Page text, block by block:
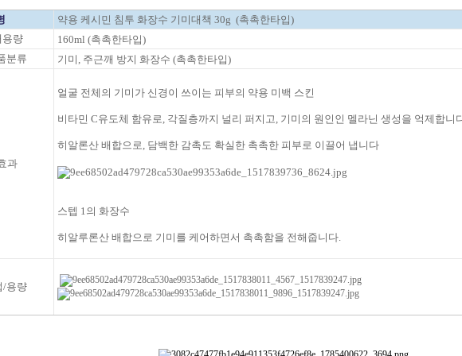
약용 케시민 침투 화장수 기미대책 30g (촉촉한타입)
용량
160ml (촉촉한타입)
분류
기미, 주근깨 방지 화장수 (촉촉한타입)
과
얼굴 전체 의 기미가신경이 쓰이는 피부의 약용 미백 스킨
비타민 C유도체 함유 로 , 각질층까지 널리 퍼지 고, 기미 의 원인인 멜라닌 생성을 억제합니
히알론산 배합으로 , 담백한 감촉 도 확실한 촉촉한 피부로 이끌어 냅니다
스텝 1의 화장수
히알루론산 배합으로 기미를 케어하면서 촉촉함을 전해줍니다.
/용량